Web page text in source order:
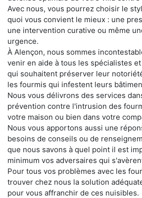
Avec nous, vous pourrez choisir le
quoi vous convient le mieux : une
une intervention curative ou même
urgence.
À Alençon, nous sommes
venir en aide à tous les spécialistes
qui souhaitent préserver leur
les fourmis qui infestent leurs
Nous vous délivrons des services
prévention contre l'intrusion des
votre maison ou bien dans votre
Nous vous apportons aussi une
besoins de conseils ou de
que nous savons à quel point il est
minimum vos adversaires qui
Pour tous vos problèmes avec les
trouver chez nous la solution
pour vous affranchir de ces nuisibles.